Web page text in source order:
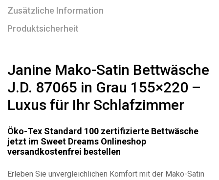
Zusätzliche Information
Produktsicherheit
Janine Mako-Satin Bettwäsche
J.D. 87065 in Grau 155×220 –
Luxus für Ihr Schlafzimmer
Öko-Tex Standard 100 zertifizierte Bettwäsche
jetzt im Sweet Dreams Onlineshop
versandkostenfrei bestellen
Erleben Sie unvergleichlichen Komfort mit der Mako-Satin